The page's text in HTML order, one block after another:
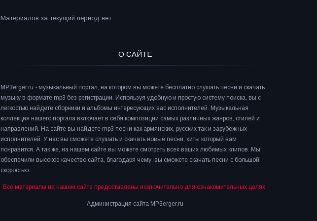
Материалов за текущий период нет.
О САЙТЕ
MP3erger.ru - музыкальный портал, на котором вы можете бесплатно слушать песни и скачать
музыку в формате mp3 без регистрации. Используя удобную и простую систему поиска, вы с
легкостью найдете сборники и альбомы интересующих вас исполнителей. Музыкальная
коллекция нашего портала включает в себя композиции самых различных жанров, стилей и
направлений. На сайте вы найдете mp3 песни как армянских, русских так и зарубежных
исполнителей. У нас вы сможете слушать и скачать новые песни, хиты который вам
понравится. А так же, на нашем сайте вы можете смотреть всех ваших любимых клипов. Мы
обеспечили высокое качество сайта, благодаря чему, вы сможете скачать песни с большой
скоростью.
Все материалы на нашем сайте предоставлены исключительно для ознакомительных целях.
Администрация сайта MP3erger.ru